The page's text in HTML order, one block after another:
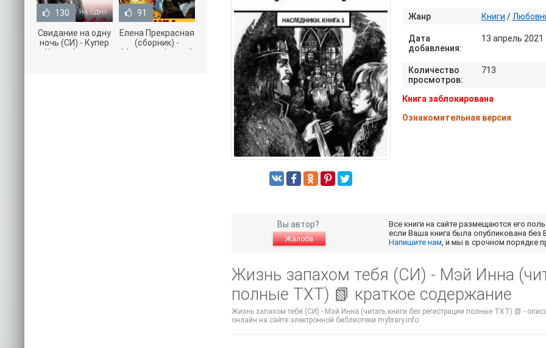
Жанр Книги /
Дата
добавления:
13 апрель 2021
Количество
просмотров:
713
Книга заблокирована
Ознакомительная версия
Вы автор?
Жалоба
Все книги на сайте размещаются его
если Ваша книга была опубликована без
Напишите нам, и мы в срочном порядке
Жизнь запахом тебя (СИ) - Мэй Инна
полные TXT) 📗 краткое содержание
Жизнь запахом тебя (СИ) - Мэй Инна (читать книги без регистрации полные TXT) 📗 -
онлайн на сайте электронной библиотеки mybrary.info
130
Свидание на одну
ночь (СИ) - Купер
Хелен (читать
91
Елена Прекрасная
(сборник) -
Малышев Андрей